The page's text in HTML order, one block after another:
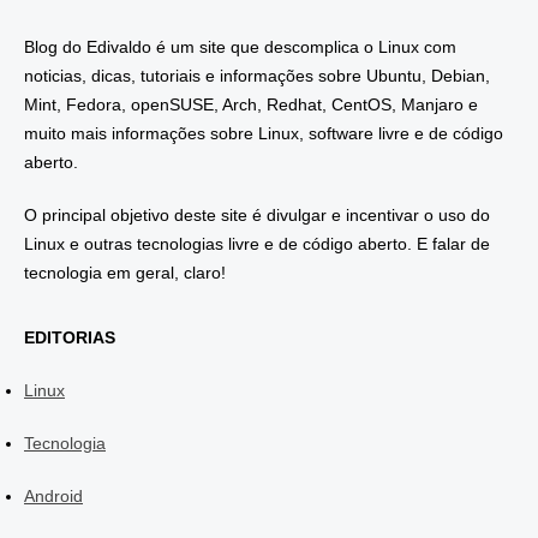
Blog do Edivaldo é um site que descomplica o Linux com
noticias, dicas, tutoriais e informações sobre Ubuntu, Debian,
Mint, Fedora, openSUSE, Arch, Redhat, CentOS, Manjaro e
muito mais informações sobre Linux, software livre e de código
aberto.
O principal objetivo deste site é divulgar e incentivar o uso do
Linux e outras tecnologias livre e de código aberto. E falar de
tecnologia em geral, claro!
EDITORIAS
Linux
Tecnologia
Android